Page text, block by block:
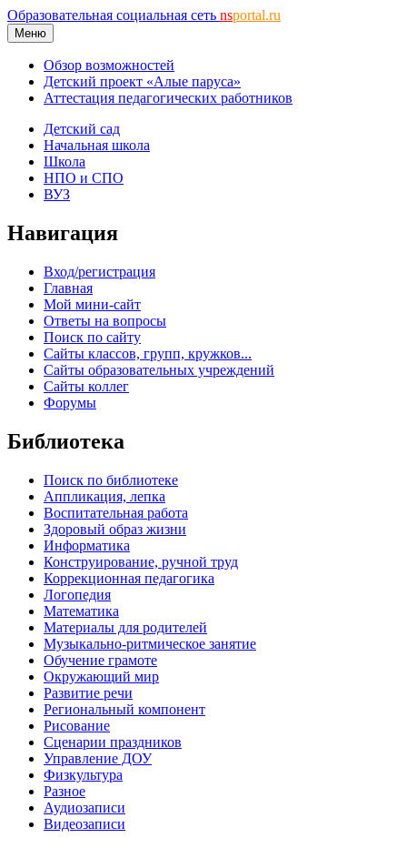
Образовательная социальная сеть nsportal.ru
Меню
Обзор возможностей
Детский проект «Алые паруса»
Аттестация педагогических работников
Детский сад
Начальная школа
Школа
НПО и СПО
ВУЗ
Навигация
Вход/регистрация
Главная
Мой мини-сайт
Ответы на вопросы
Поиск по сайту
Сайты классов, групп, кружков...
Сайты образовательных учреждений
Сайты коллег
Форумы
Библиотека
Поиск по библиотеке
Аппликация, лепка
Воспитательная работа
Здоровый образ жизни
Информатика
Конструирование, ручной труд
Коррекционная педагогика
Логопедия
Математика
Материалы для родителей
Музыкально-ритмическое занятие
Обучение грамоте
Окружающий мир
Развитие речи
Региональный компонент
Рисование
Сценарии праздников
Управление ДОУ
Физкультура
Разное
Аудиозаписи
Видеозаписи